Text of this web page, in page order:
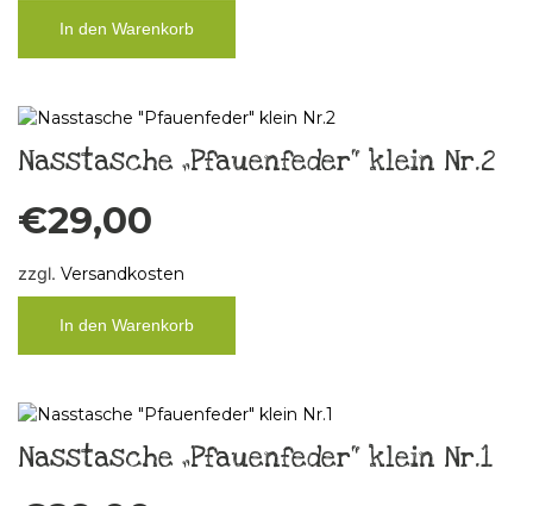
In den Warenkorb
Nasstasche „Pfauenfeder“ klein Nr.2
€29,00
zzgl. Versandkosten
In den Warenkorb
Nasstasche „Pfauenfeder“ klein Nr.1